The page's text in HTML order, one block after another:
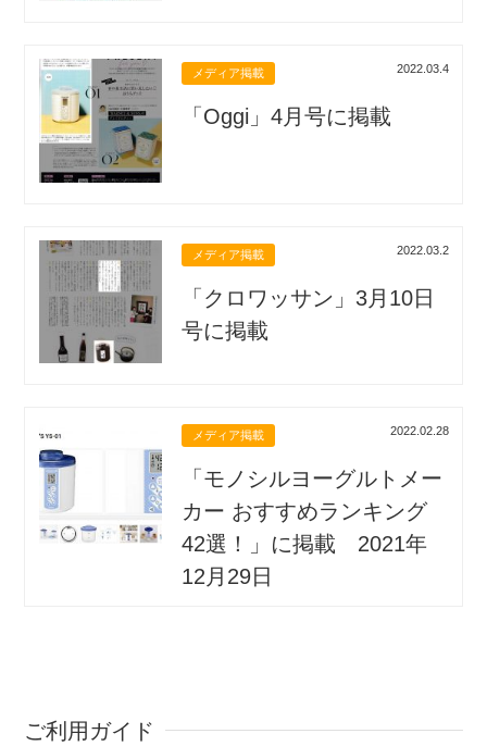
メディア掲載 2022.03.4
「Oggi」4月号に掲載
メディア掲載 2022.03.2
「クロワッサン」3月10日
号に掲載
メディア掲載 2022.02.28
「モノシルヨーグルトメー
カー おすすめランキング
42選！」に掲載 2021年
12月29日
ご利用ガイド